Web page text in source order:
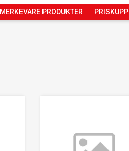
MERKEVARE PRODUKTER PRISKUPP